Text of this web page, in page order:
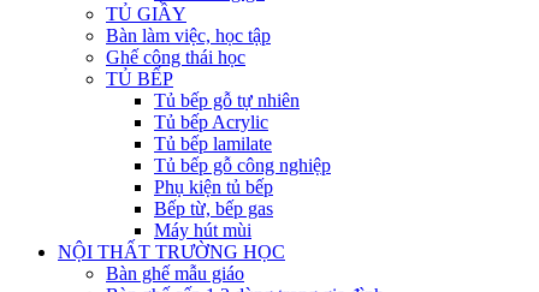
TỦ GIẦY
Bàn làm việc, học tập
Ghế công thái học
TỦ BẾP
Tủ bếp gỗ tự nhiên
Tủ bếp Acrylic
Tủ bếp lamilate
Tủ bếp gỗ công nghiệp
Phụ kiện tủ bếp
Bếp từ, bếp gas
Máy hút mùi
NỘI THẤT TRƯỜNG HỌC
Bàn ghế mẫu giáo